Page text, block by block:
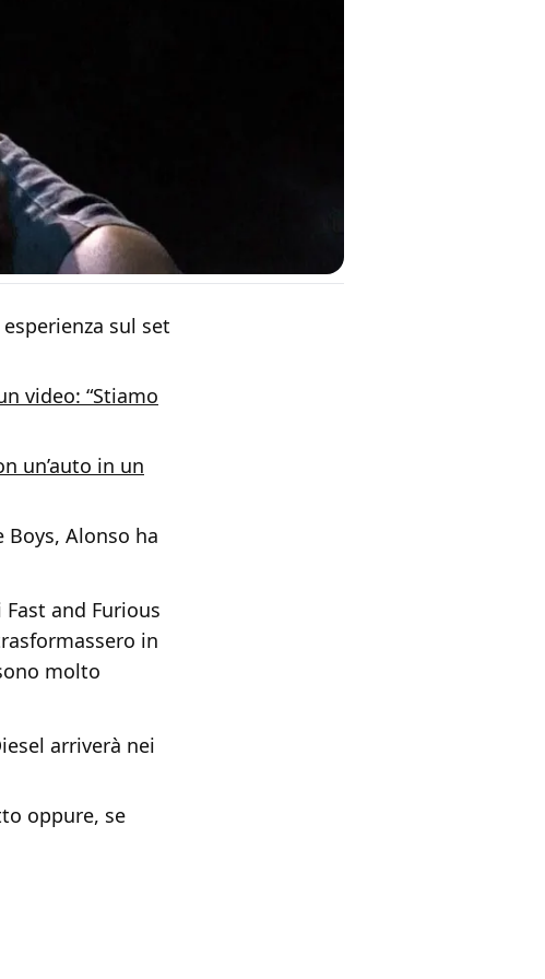
sul set
video: “Stiamo
un’auto in un
Alonso ha
and Furious
in
molto
arriverà nei
oppure, se